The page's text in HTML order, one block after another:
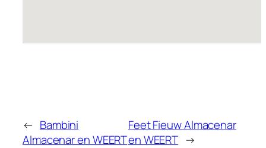
← Bambini
Almacenar en WEERT
Feet FieuwAlmacenar
en WEERT →